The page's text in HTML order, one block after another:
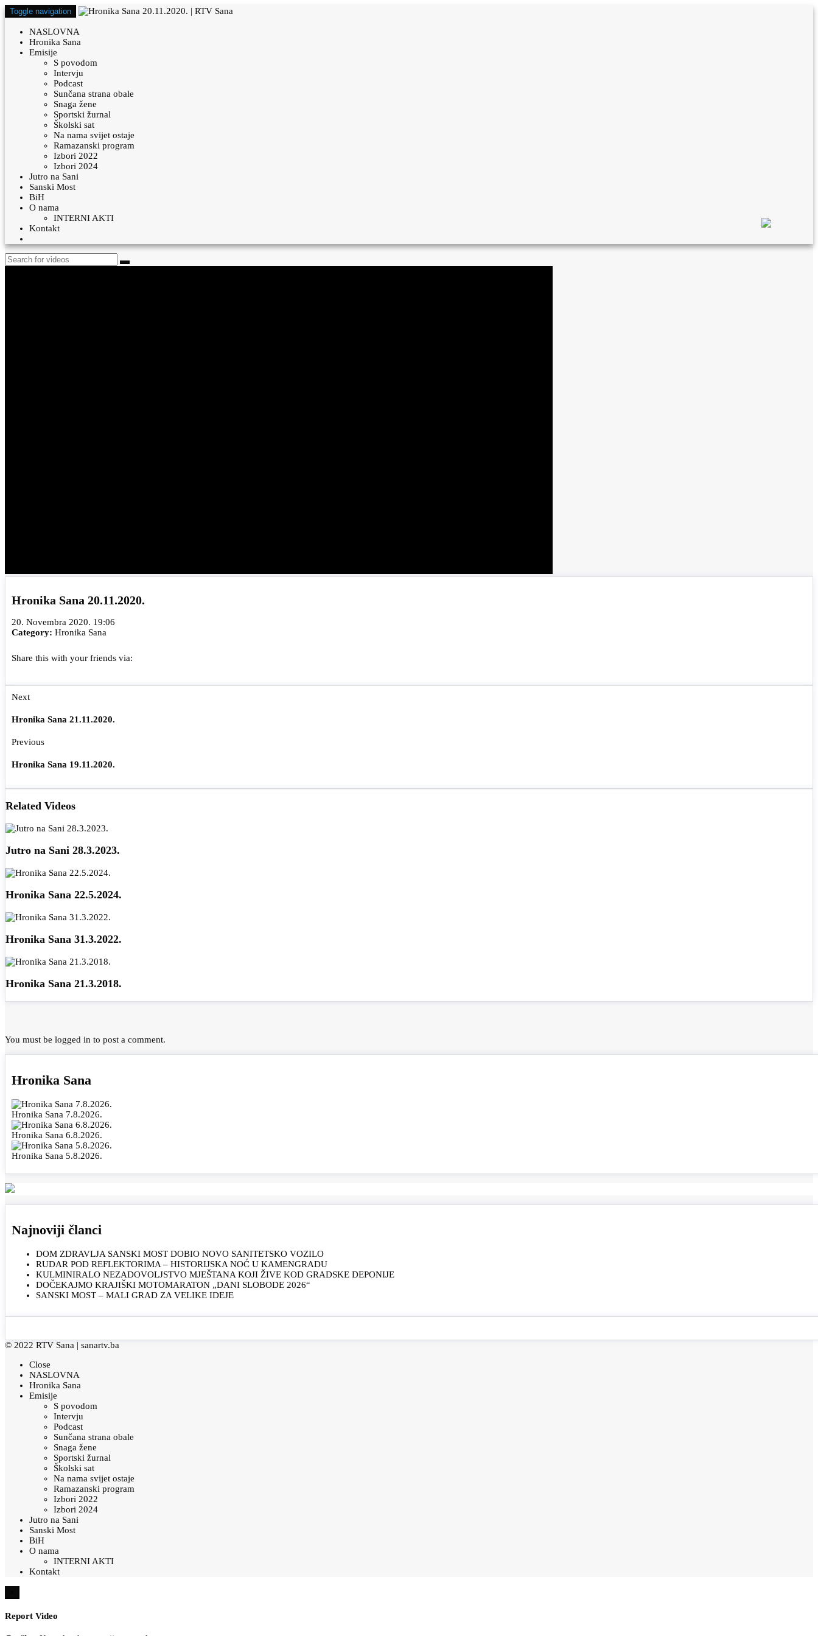
Toggle navigation
NASLOVNA
Hronika Sana
Emisije
S povodom
Intervju
Podcast
Sunčana strana obale
Snaga žene
Sportski žurnal
Školski sat
Na nama svijet ostaje
Ramazanski program
Izbori 2022
Izbori 2024
Jutro na Sani
Sanski Most
BiH
O nama
INTERNI AKTI
Kontakt
Hronika Sana 20.11.2020.
20. Novembra 2020. 19:06
Category: Hronika Sana
Share this with your friends via:
Next
Hronika Sana 21.11.2020.
Previous
Hronika Sana 19.11.2020.
Related Videos
Jutro na Sani 28.3.2023.
Hronika Sana 22.5.2024.
Hronika Sana 31.3.2022.
Hronika Sana 21.3.2018.
You must be logged in to post a comment.
Hronika Sana
Hronika Sana 7.8.2026.
Hronika Sana 6.8.2026.
Hronika Sana 5.8.2026.
Najnoviji članci
DOM ZDRAVLJA SANSKI MOST DOBIO NOVO SANITETSKO VOZILO
RUDAR POD REFLEKTORIMA – HISTORIJSKA NOĆ U KAMENGRADU
KULMINIRALO NEZADOVOLJSTVO MJEŠTANA KOJI ŽIVE KOD GRADSKE DEPONIJE
DOČEKAJMO KRAJIŠKI MOTOMARATON „DANI SLOBODE 2026“
SANSKI MOST – MALI GRAD ZA VELIKE IDEJE
© 2022 RTV Sana | sanartv.ba
Close
NASLOVNA
Hronika Sana
Emisije
S povodom
Intervju
Podcast
Sunčana strana obale
Snaga žene
Sportski žurnal
Školski sat
Na nama svijet ostaje
Ramazanski program
Izbori 2022
Izbori 2024
Jutro na Sani
Sanski Most
BiH
O nama
INTERNI AKTI
Kontakt
Report Video